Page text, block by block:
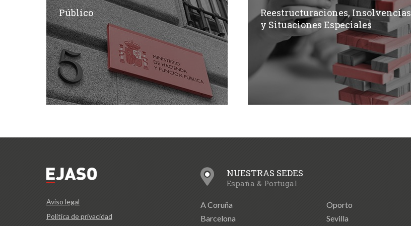
Público
Reestructuraciones, Insolvencias
y Situaciones Especiales
Aviso legal
Política de privacidad
NUESTRAS SEDES
España & Portugal
A Coruña
Barcelona
Oporto
Sevilla